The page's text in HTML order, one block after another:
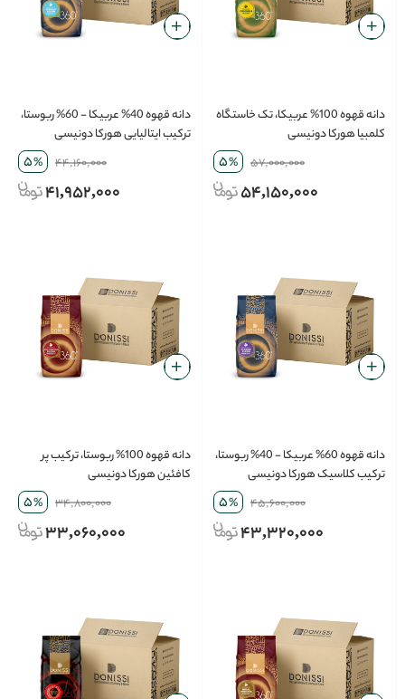
دانه قهوه 100% عربیکا، تک خاستگاه
کلمبیا هورکا دونیسی
57,000,000
5%
54,150,000
دانه قهوه 40% عربیکا - 60% ربوستا،
ترکیب ایتالیایی هورکا دونیسی
44,160,000
5%
41,952,000
دانه قهوه 60% عربیکا - 40% ربوستا،
ترکیب کلاسیک هورکا دونیسی
45,600,000
5%
43,320,000
دانه قهوه 100% ربوستا، ترکیب پر
کافئین هورکا دونیسی
34,800,000
5%
33,060,000